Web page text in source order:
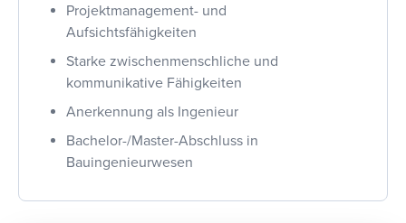
Projektmanagement- und
Aufsichtsfähigkeiten
Starke zwischenmenschliche und
kommunikative Fähigkeiten
Anerkennung als Ingenieur
Bachelor-/Master-Abschluss in
Bauingenieurwesen